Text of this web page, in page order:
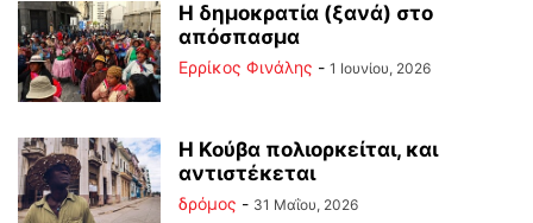
Η δημοκρατία (ξανά) στο
απόσπασμα
Ερρίκος Φινάλης - 1 Ιουνίου, 2026
Η Κούβα πολιορκείται, και
αντιστέκεται
δρόμος - 31 Μαΐου, 2026